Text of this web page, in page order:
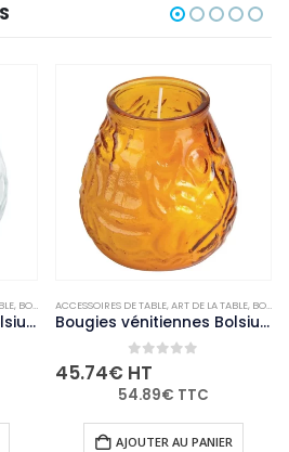
, BOUGIES ET PHOTOPHORES ,NON-PALETTISABLE
Bougies vénitiennes Bolsius Low Boy transparentes (Lot de 12)
ACCESSOIRES DE TABLE,ART DE LA TABLE, BOUGIES ET PHOTOPHORES
Bougies vénitiennes Bolsius Low Boy ambre (Lot de 12)
0out of 5
45.74€ HT
54.89€ TTC
AJOUTER AU PANIER